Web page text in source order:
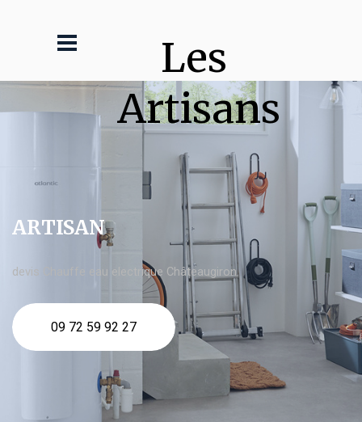
Les
Artisans
ARTISAN
devis Chauffe eau electrique Châteaugiron
09 72 59 92 27